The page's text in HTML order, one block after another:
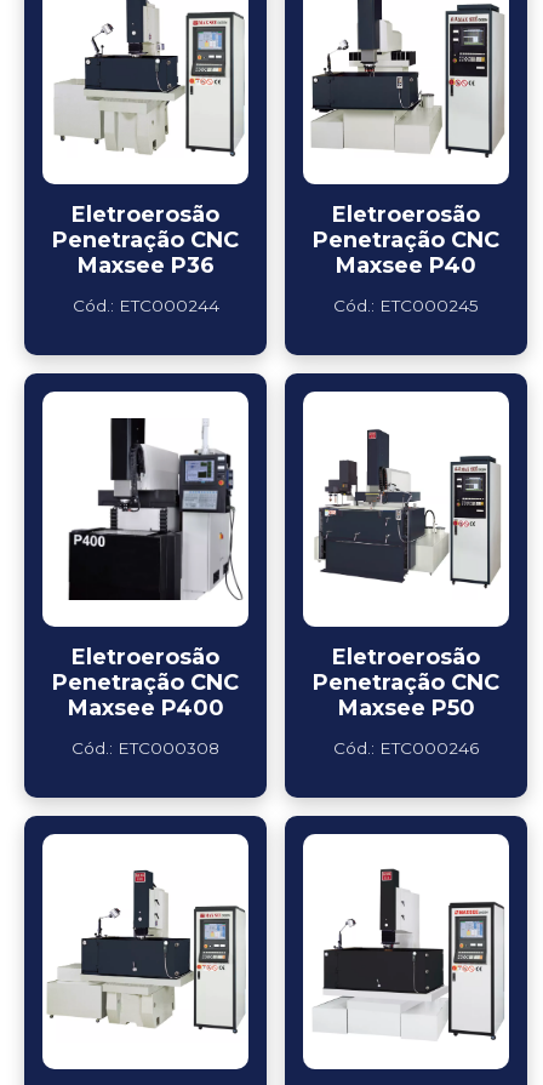
Eletroerosão
Penetração CNC
Maxsee P36
Cód.: ETC000244
Eletroerosão
Penetração CNC
Maxsee P40
Cód.: ETC000245
Eletroerosão
Penetração CNC
Maxsee P400
Cód.: ETC000308
Eletroerosão
Penetração CNC
Maxsee P50
Cód.: ETC000246